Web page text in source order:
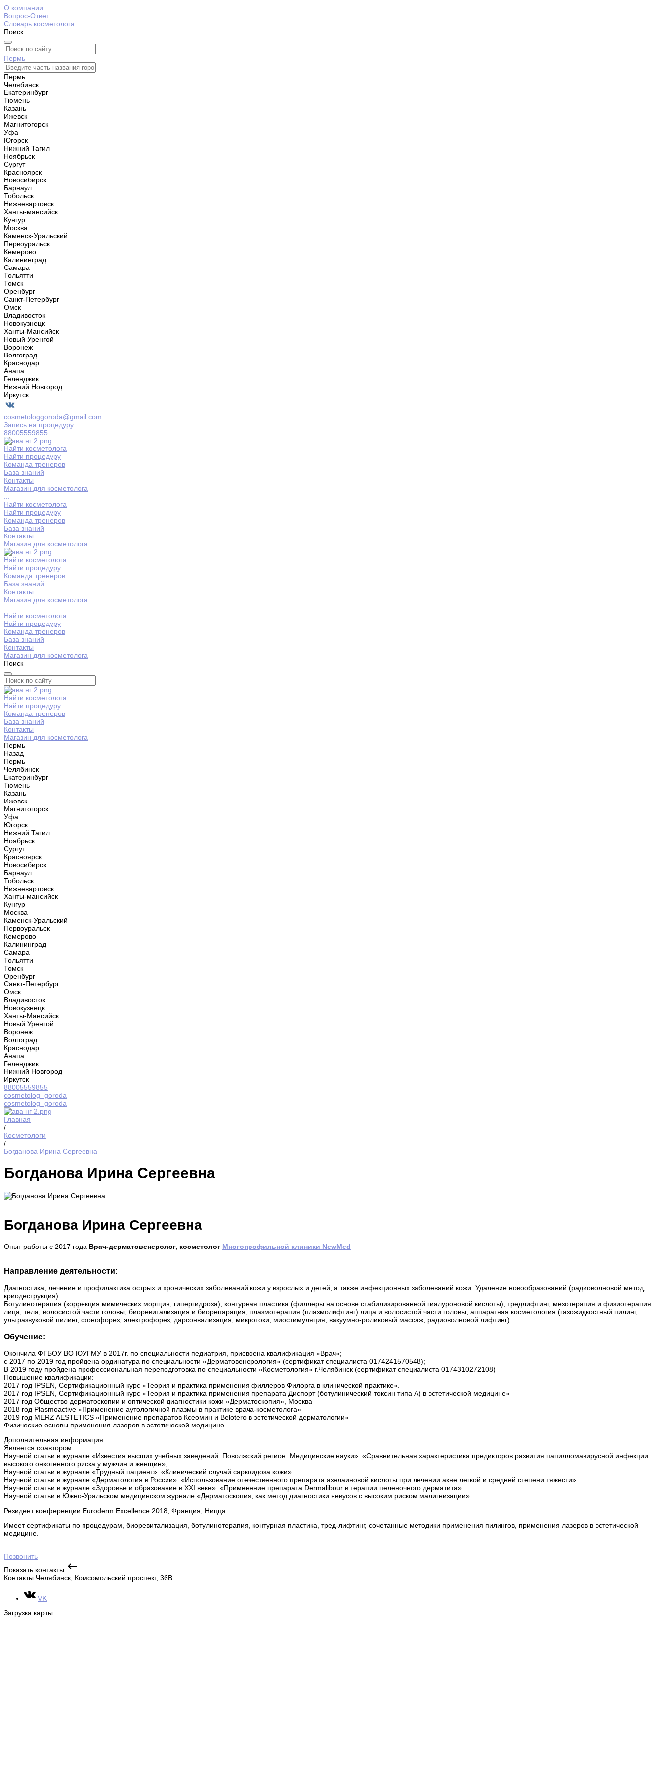
О компании
Вопрос-Ответ
Словарь косметолога
Поиск
Пермь
Пермь
Челябинск
Екатеринбург
Тюмень
Казань
Ижевск
Магнитогорск
Уфа
Югорск
Нижний Тагил
Ноябрьск
Сургут
Красноярск
Новосибирск
Барнаул
Тобольск
Нижневартовск
Ханты-мансийск
Кунгур
Москва
Каменск-Уральский
Первоуральск
Кемерово
Калининград
Самара
Тольятти
Томск
Оренбург
Санкт-Петербург
Омск
Владивосток
Новокузнецк
Ханты-Мансийск
Новый Уренгой
Воронеж
Волгоград
Краснодар
Анапа
Геленджик
Нижний Новгород
Иркутск
cosmetologgoroda@gmail.com
Запись на процедуру
88005559855
Найти косметолога
Найти процедуру
Команда тренеров
База знаний
Контакты
Магазин для косметолога
Найти косметолога
Найти процедуру
Команда тренеров
База знаний
Контакты
Магазин для косметолога
Найти косметолога
Найти процедуру
Команда тренеров
База знаний
Контакты
Магазин для косметолога
Найти косметолога
Найти процедуру
Команда тренеров
База знаний
Контакты
Магазин для косметолога
Поиск
Найти косметолога
Найти процедуру
Команда тренеров
База знаний
Контакты
Магазин для косметолога
Пермь
Назад
Пермь
Челябинск
Екатеринбург
Тюмень
Казань
Ижевск
Магнитогорск
Уфа
Югорск
Нижний Тагил
Ноябрьск
Сургут
Красноярск
Новосибирск
Барнаул
Тобольск
Нижневартовск
Ханты-мансийск
Кунгур
Москва
Каменск-Уральский
Первоуральск
Кемерово
Калининград
Самара
Тольятти
Томск
Оренбург
Санкт-Петербург
Омск
Владивосток
Новокузнецк
Ханты-Мансийск
Новый Уренгой
Воронеж
Волгоград
Краснодар
Анапа
Геленджик
Нижний Новгород
Иркутск
88005559855
cosmetolog_goroda
cosmetolog_goroda
Главная
/
Косметологи
/
Богданова Ирина Сергеевна
Богданова Ирина Сергеевна
Богданова Ирина Сергеевна
Опыт работы с 2017 года Врач-дерматовенеролог, косметолог Многопрофильной клиники NewMed
Направление деятельности:
Диагностика, лечение и профилактика острых и хронических заболеваний кожи у взрослых и детей, а также инфекционных заболеваний кожи. Удаление новообразований (радиоволновой метод,
криодеструкция).
Ботулинотерапия (коррекция мимических морщин, гипергидроза), контурная пластика (филлеры на основе стабилизированной гиалуроновой кислоты), тредлифтинг, мезотерапия и физиотерапия
лица, тела, волосистой части головы, биоревитализация и биорепарация, плазмотерапия (плазмолифтинг) лица и волосистой части головы, аппаратная косметология (газожидкостный пилинг,
ультразвуковой пилинг, фонофорез, электрофорез, дарсонвализация, микротоки, миостимуляция, вакуумно-роликовый массаж, радиоволновой лифтинг).
Обучение:
Окончила ФГБОУ ВО ЮУГМУ в 2017г. по специальности педиатрия, присвоена квалификация «Врач»;
с 2017 по 2019 год пройдена ординатура по специальности «Дерматовенерология» (сертификат специалиста 0174241570548);
В 2019 году пройдена профессиональная переподготовка по специальности «Косметология» г.Челябинск (сертификат специалиста 0174310272108)
Повышение квалификации:
2017 год IPSEN, Сертификационный курс «Теория и практика применения филлеров Филорга в клинической практике».
2017 год IPSEN, Сертификационный курс «Теория и практика применения препарата Диспорт (ботулинический токсин типа А) в эстетической медицине»
2017 год Общество дерматоскопии и оптической диагностики кожи «Дерматоскопия», Москва
2018 год Plasmoactive «Применение аутологичной плазмы в практике врача-косметолога»
2019 год MERZ AESTETICS «Применение препаратов Ксеомин и Belotero в эстетической дерматологии»
Физические основы применения лазеров в эстетической медицине.
Дополнительная информация:
Является соавтором:
Научной статьи в журнале «Известия высших учебных заведений. Поволжский регион. Медицинские науки»: «Сравнительная характеристика предикторов развития папилломавирусной инфекции
высокого онкогенного риска у мужчин и женщин»;
Научной статьи в журнале «Трудный пациент»: «Клинический случай саркоидоза кожи».
Научной статьи в журнале «Дерматология в России»: «Использование отечественного препарата азелаиновой кислоты при лечении акне легкой и средней степени тяжести».
Научной статьи в журнале «Здоровье и образование в ХХI веке»: «Применение препарата Dermalibour в терапии пеленочного дерматита».
Научной статьи в Южно-Уральском медицинском журнале «Дерматоскопия, как метод диагностики невусов с высоким риском малигнизации»
Резидент конференции Euroderm Excellence 2018, Франция, Ницца
Имеет сертификаты по процедурам, биоревитализация, ботулинотерапия, контурная пластика, тред-лифтинг, сочетанные методики применения пилингов, применения лазеров в эстетической
медицине.
Позвонить
Показать контакты
Контакты Челябинск, Комсомольский проспект, 36В
VK
Загрузка карты ...